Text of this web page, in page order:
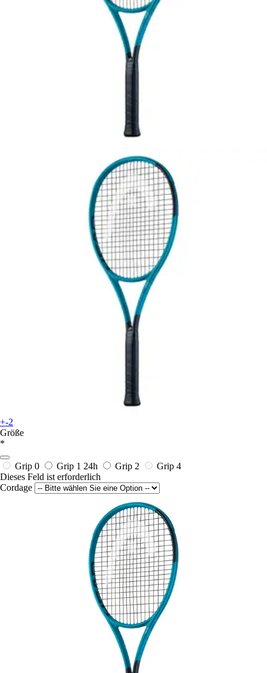
+-2
Größe
*
Grip 0 Grip 1 24h Grip 2
Grip 4
Dieses Feld ist erforderlich
Cordage